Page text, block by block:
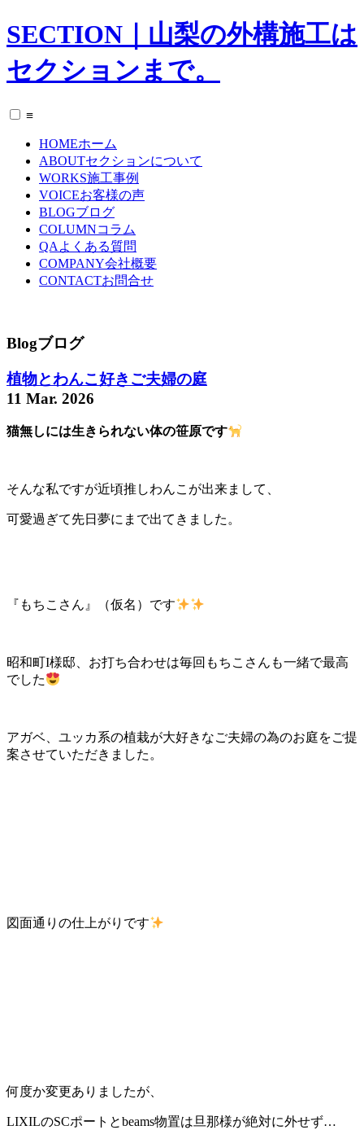
SECTION｜山梨の外構施工は
セクションまで。
≡
HOMEホーム
ABOUTセクションについて
WORKS施工事例
VOICEお客様の声
BLOGブログ
COLUMNコラム
QA よくある質問
COMPANY会社概要
CONTACTお問合せ
Blogブログ
植物とわんこ好きご夫婦の庭
11 Mar. 2026
猫無しには生きられない体の笹原です
そんな私ですが近頃推しわんこが出来まして、
可愛過ぎて先日夢にまで出てきました。
『もちこさん』（仮名）です
昭和町I様邸、お打ち合わせは毎回もちこさんも一緒で最高
でした
アガベ、ユッカ系の植栽が大好きなご夫婦の為のお庭をご提
案させていただきました。
図面通りの仕上がりです
何度か変更ありましたが、
LIXILのSCポートとbeams物置は旦那様が絶対に外せず…